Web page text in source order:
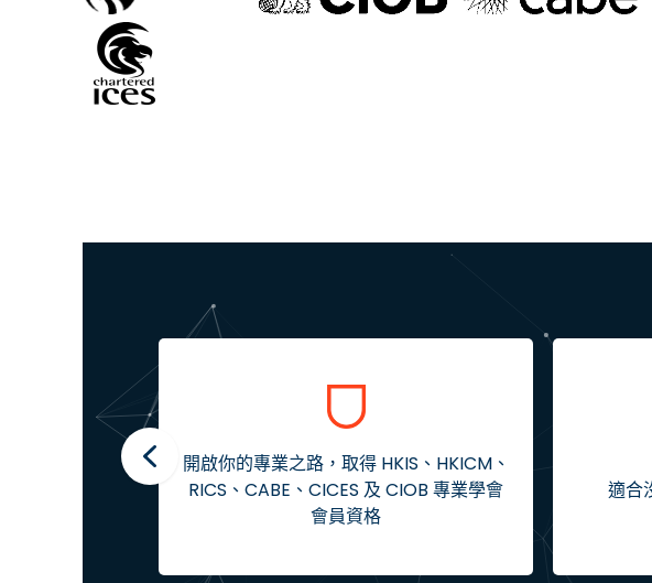
開啟你的專業之路，取得 HKIS、HKICM、
RICS、CABE、CICES 及 CIOB 專業學會
會員資格
適合